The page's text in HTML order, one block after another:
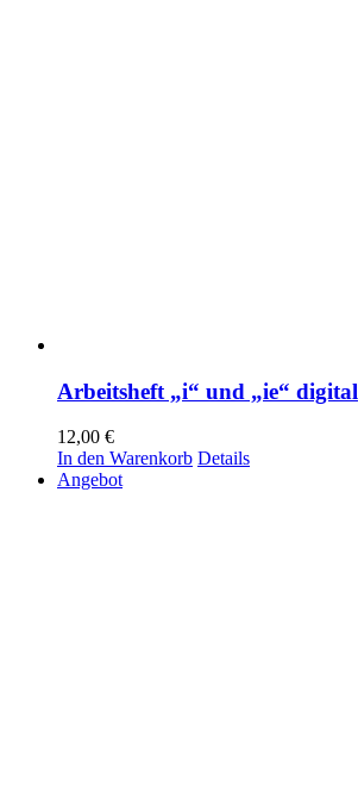
Arbeitsheft „i“ und „ie“ digital
12,00 €
In den Warenkorb Details
Angebot